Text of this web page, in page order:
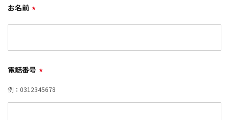
お名前 *
電話番号 *
例：0312345678